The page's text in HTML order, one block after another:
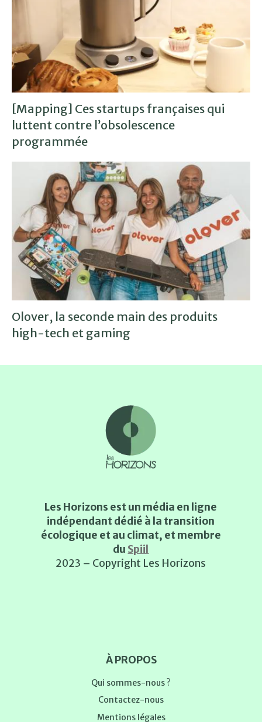
[Mapping] Ces startups françaises qui
luttent contre l’obsolescence
programmée
Olover, la seconde main des produits
high-tech et gaming
Les Horizons est un média en ligne
indépendant dédié à la transition
écologique et au climat, et membre
du Spiil
2023 – Copyright Les Horizons
À PROPOS
Qui sommes-nous ?
Contactez-nous
Mentions légales